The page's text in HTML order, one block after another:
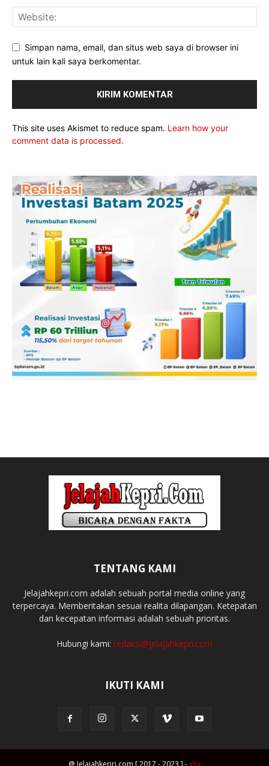
Simpan nama, email, dan situs web saya di browser ini
untuk lain kali saya berkomentar.
This site uses Akismet to reduce spam. Learn how your
comment data is processed.
TENTANG KAMI
Jelajahkepri.com adalah sebuah portal media online yang
terpercaya. Memberitakan sesuai realita dilapangan. Ketepatan
dan kecepatan informasi adalah sebuah prioritas.
Hubungi kami: redaksi@jelajahkepri.com
IKUTI KAMI